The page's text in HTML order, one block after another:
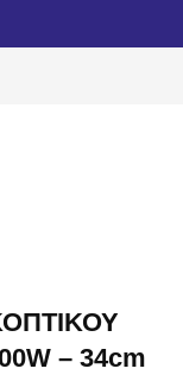
– 34cm